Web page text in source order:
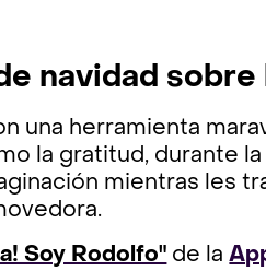
navidad sobre
una herramienta
la gratitud, durante
mientras les
Soy Rodolfo" de la